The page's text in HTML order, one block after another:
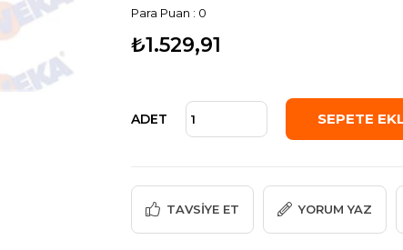
Para Puan : 0
₺1.529,91
ADET
TAVSIYE ET YORUM YAZ